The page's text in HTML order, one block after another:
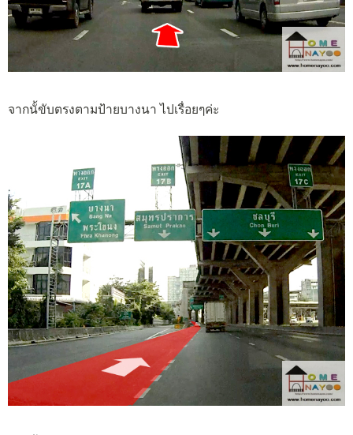
จากนั้ขับตรงตามป้ายบางนา ไปเรื่อยๆค่ะ